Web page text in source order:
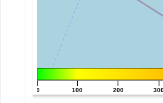
|
0
|
100
|
200
|